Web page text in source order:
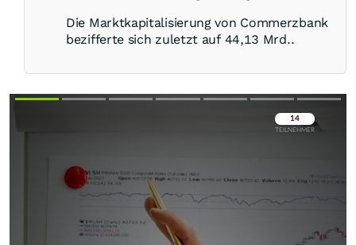
Die Marktkapitalisierung von Commerzbank
bezifferte sich zuletzt auf 44,13 Mrd..